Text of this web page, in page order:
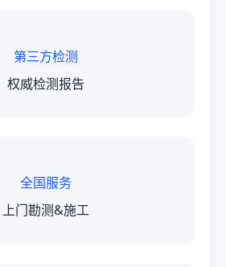
第三方检测
权威检测报告
全国服务
上门勘测&施工